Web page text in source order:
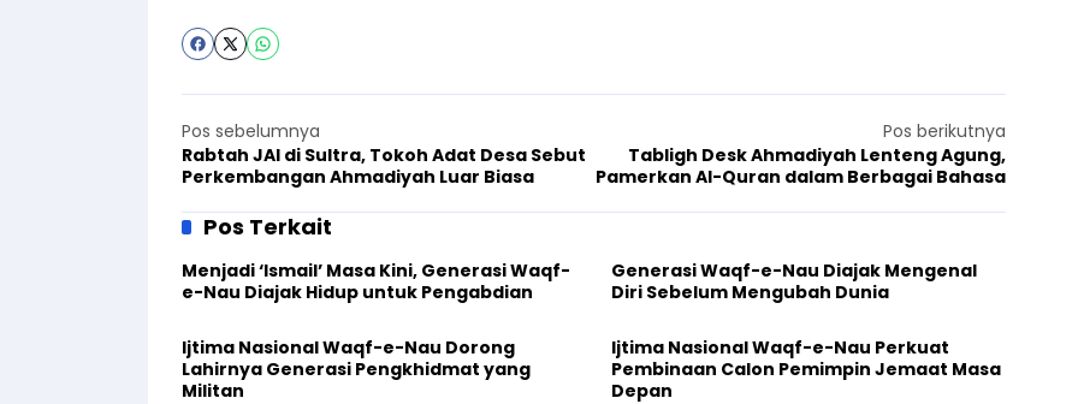
Pos sebelumnya
Rabtah JAI di Sultra, Tokoh Adat Desa Sebut
Perkembangan Ahmadiyah Luar Biasa
Pos berikutnya
Tabligh Desk Ahmadiyah Lenteng Agung,
Pamerkan Al-Quran dalam Berbagai Bahasa
Pos Terkait
Menjadi ‘Ismail’ Masa Kini, Generasi Waqf-
e-Nau Diajak Hidup untuk Pengabdian
Generasi Waqf-e-Nau Diajak Mengenal
Diri Sebelum Mengubah Dunia
Ijtima Nasional Waqf-e-Nau Dorong
Lahirnya Generasi Pengkhidmat yang
Militan
Ijtima Nasional Waqf-e-Nau Perkuat
Pembinaan Calon Pemimpin Jemaat Masa
Depan